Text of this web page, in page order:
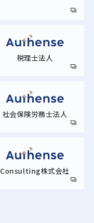
税理士法人
社会保険労務士法人
Consulting株式会社